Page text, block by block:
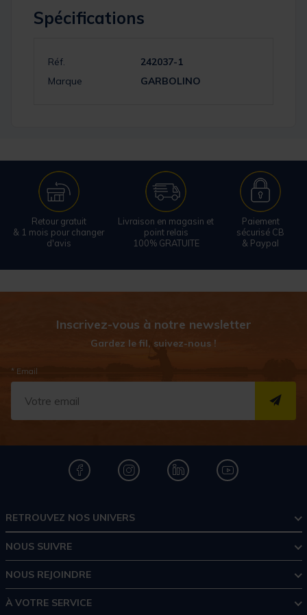
Spécifications
Réf.
242037-1
Marque
GARBOLINO
Retour gratuit
& 1 mois pour changer
d'avis
Livraison en magasin et
point relais
100% GRATUITE
Paiement
sécurisé CB
& Paypal
Inscrivez-vous à notre newsletter
Gardez le fil, suivez-nous !
* Email
RETROUVEZ NOS UNIVERS
NOUS SUIVRE
NOUS REJOINDRE
À VOTRE SERVICE